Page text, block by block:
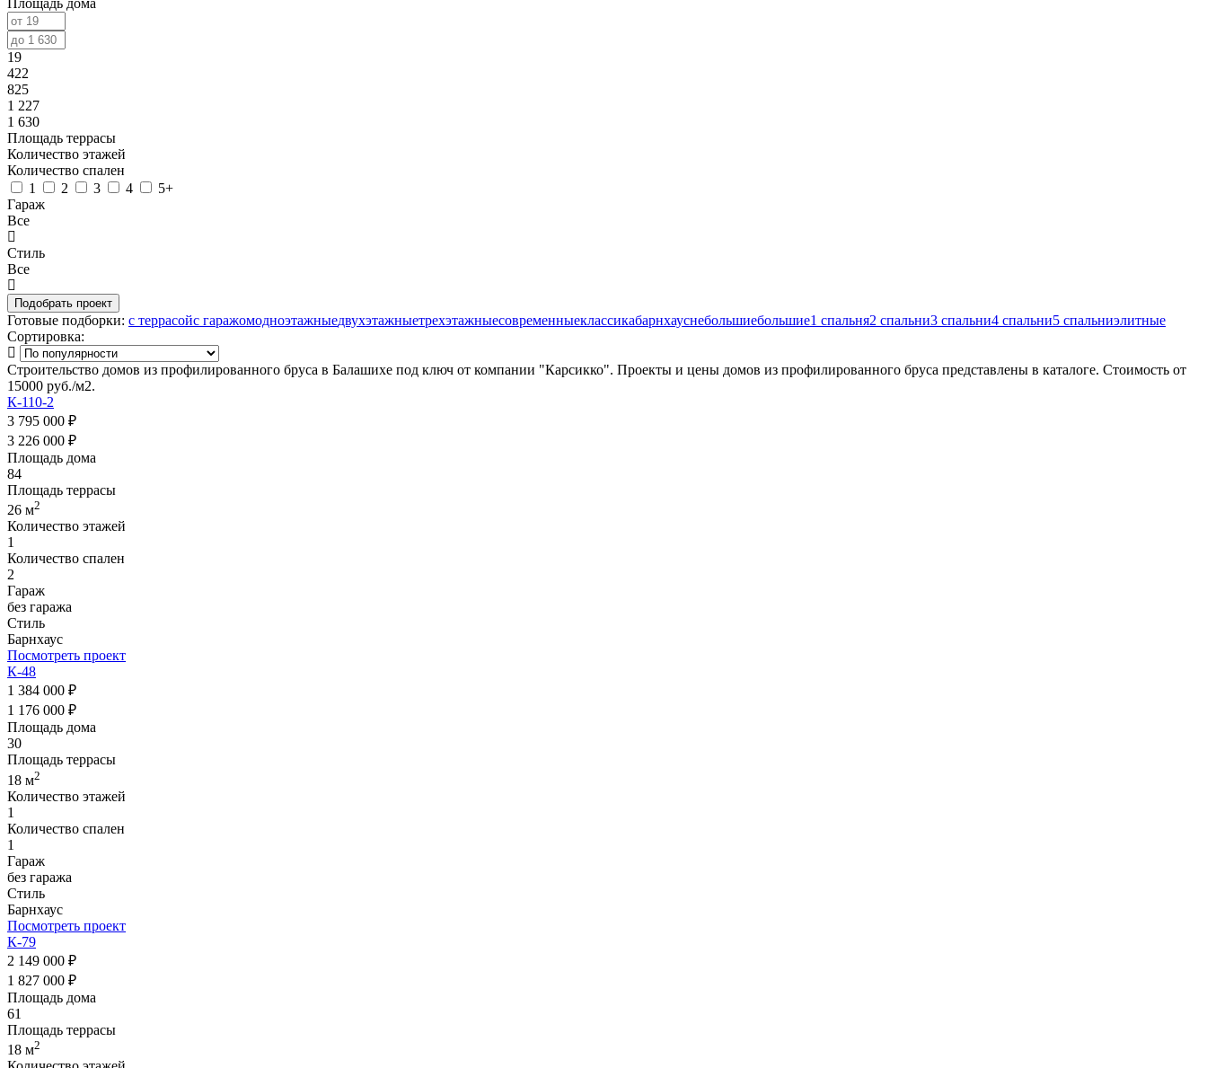
19
422
825
1 227
1 630
Площадь террасы
Количество этажей
Количество спален
1
2 3 4
5+
Гараж
Все
Стиль
Все
Готовые подборки: с террасойс гаражомодноэтажныедвухэтажныетрехэтажныесовременныеклассикабарнхауснебольшиебольшие1 спальня2 спальни3 спальни4 спальни5 спальниэлитные
Сортировка:
Строительство домов из профилированного бруса в Балашихе под ключ от компании "Карсикко". Проекты и цены домов из профилированного бруса представлены в каталоге. Стоимость от
15000 руб./м2.
К-110-2
3 795 000 ₽
3 226 000 ₽
Площадь дома
84
Площадь террасы
26 м2
Количество этажей
1
Количество спален
2
Гараж
без гаража
Стиль
Барнхаус
Посмотреть проект
К-48
1 384 000 ₽
1 176 000 ₽
Площадь дома
30
Площадь террасы
18 м2
Количество этажей
1
Количество спален
1
Гараж
без гаража
Стиль
Барнхаус
Посмотреть проект
К-79
2 149 000 ₽
1 827 000 ₽
Площадь дома
61
Площадь террасы
18 м2